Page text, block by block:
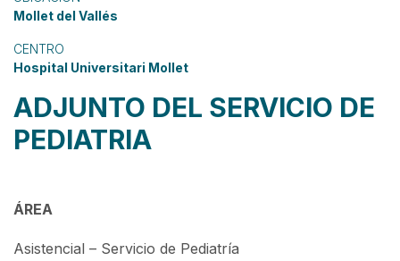
Mollet del Vallés
CENTRO
Hospital Universitari Mollet
ADJUNTO DEL SERVICIO DE
PEDIATRIA
ÁREA
Asistencial – Servicio de Pediatría